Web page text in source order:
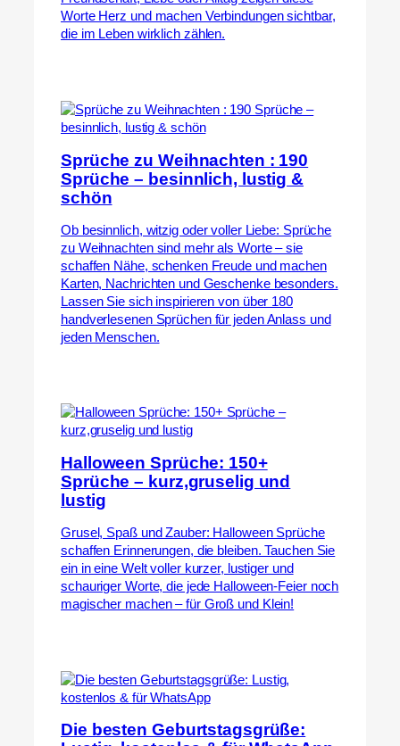
Worte Herz und machen Verbindungen sichtbar,
die im Leben wirklich zählen.
Sprüche zu Weihnachten : 190
Sprüche – besinnlich, lustig &
schön
Ob besinnlich, witzig oder voller Liebe: Sprüche
zu Weihnachten sind mehr als Worte – sie
schaffen Nähe, schenken Freude und machen
Karten, Nachrichten und Geschenke besonders.
Lassen Sie sich inspirieren von über 180
handverlesenen Sprüchen für jeden Anlass und
jeden Menschen.
Halloween Sprüche: 150+
Sprüche – kurz,gruselig und
lustig
Grusel, Spaß und Zauber: Halloween Sprüche
schaffen Erinnerungen, die bleiben. Tauchen Sie
ein in eine Welt voller kurzer, lustiger und
schauriger Worte, die jede Halloween-Feier noch
magischer machen – für Groß und Klein!
Die besten Geburtstagsgrüße: